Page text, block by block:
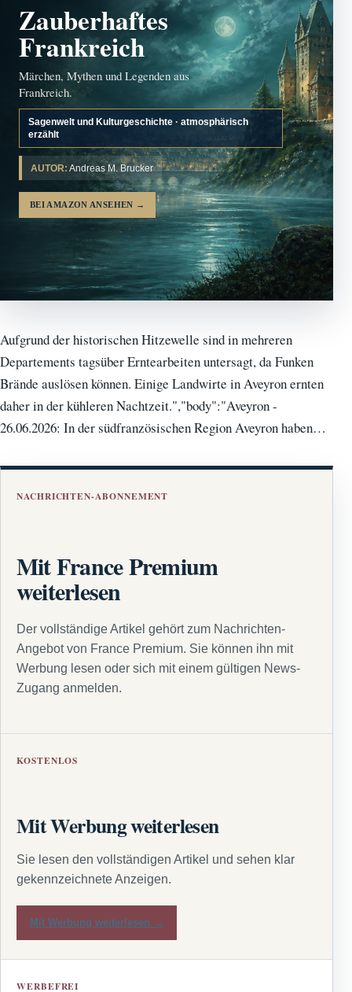
Zauberhaftes
Frankreich
Märchen, Mythen und Legenden aus
Frankreich.
Sagenwelt und Kulturgeschichte · atmosphärisch
erzählt
AUTOR: Andreas M. Brucker
BEI AMAZON ANSEHEN →
Aufgrund der historischen Hitzewelle sind in mehreren
Departements tagsüber Erntearbeiten untersagt, da Funken
Brände auslösen können. Einige Landwirte in Aveyron ernten
daher in der kühleren Nachtzeit.","body":"Aveyron -
26.06.2026: In der südfranzösischen Region Aveyron haben…
NACHRICHTEN-ABONNEMENT
Mit France Premium
weiterlesen
Der vollständige Artikel gehört zum Nachrichten-
Angebot von France Premium. Sie können ihn mit
Werbung lesen oder sich mit einem gültigen News-
Zugang anmelden.
KOSTENLOS
Mit Werbung weiterlesen
Sie lesen den vollständigen Artikel und sehen klar
gekennzeichnete Anzeigen.
Mit Werbung weiterlesen →
WERBEFREI